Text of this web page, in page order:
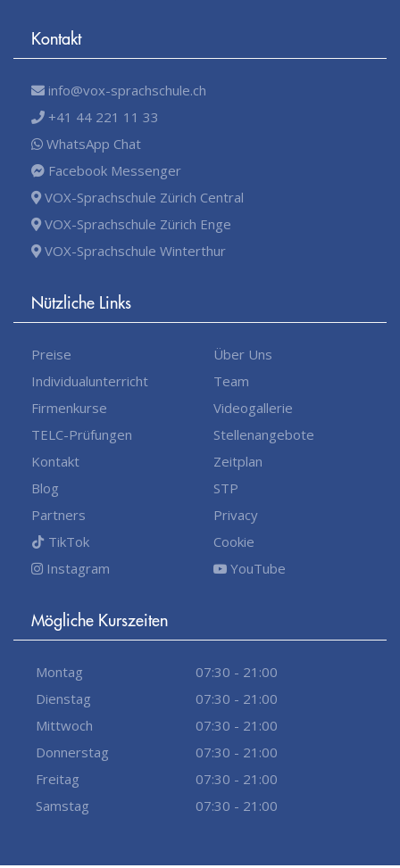
Kontakt
info@vox-sprachschule.ch
+41 44 221 11 33
WhatsApp Chat
Facebook Messenger
VOX-Sprachschule Zürich Central
VOX-Sprachschule Zürich Enge
VOX-Sprachschule Winterthur
Nützliche Links
Preise
Individualunterricht
Firmenkurse
TELC-Prüfungen
Kontakt
Blog
Partners
TikTok
Instagram
Über Uns
Team
Videogallerie
Stellenangebote
Zeitplan
STP
Privacy
Cookie
YouTube
Mögliche Kurszeiten
Montag
07:30 - 21:00
Dienstag
07:30 - 21:00
Mittwoch
07:30 - 21:00
Donnerstag
07:30 - 21:00
Freitag
07:30 - 21:00
Samstag
07:30 - 21:00